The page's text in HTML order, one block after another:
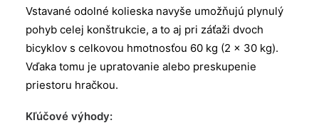
Vstavané odolné kolieska navyše umožňujú plynulý
pohyb celej konštrukcie, a to aj pri záťaži dvoch
bicyklov s celkovou hmotnosťou 60 kg (2 x 30 kg).
Vďaka tomu je upratovanie alebo preskupenie
priestoru hračkou.
Kľúčové výhody: